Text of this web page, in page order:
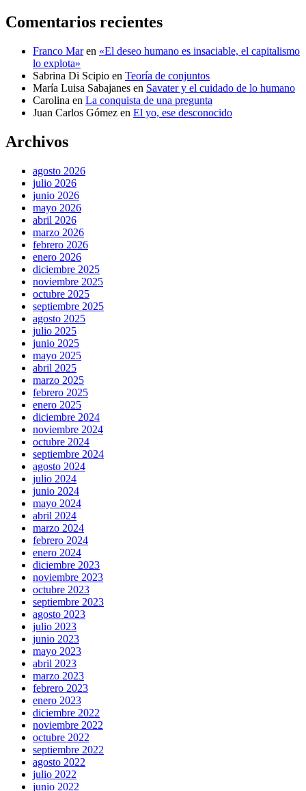
Comentarios recientes
Franco Maren «El deseo humano es insaciable, el capitalismo
lo explota»
Sabrina Di Scipio en Teoría de conjuntos
María Luisa Sabajanes en Savater y el cuidado de lo humano
Carolina en La conquista de una pregunta
Juan Carlos Gómez en El yo, ese desconocido
Archivos
agosto 2026
julio 2026
junio 2026
mayo 2026
abril 2026
marzo 2026
febrero 2026
enero 2026
diciembre 2025
noviembre 2025
octubre 2025
septiembre 2025
agosto 2025
julio 2025
junio 2025
mayo 2025
abril 2025
marzo 2025
febrero 2025
enero 2025
diciembre 2024
noviembre 2024
octubre 2024
septiembre 2024
agosto 2024
julio 2024
junio 2024
mayo 2024
abril 2024
marzo 2024
febrero 2024
enero 2024
diciembre 2023
noviembre 2023
octubre 2023
septiembre 2023
agosto 2023
julio 2023
junio 2023
mayo 2023
abril 2023
marzo 2023
febrero 2023
enero 2023
diciembre 2022
noviembre 2022
octubre 2022
septiembre 2022
agosto 2022
julio 2022
junio 2022